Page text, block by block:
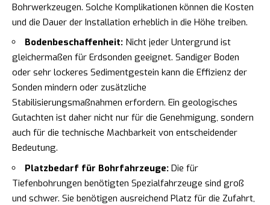
Bohrwerkzeugen. Solche Komplikationen können die Kosten
und die Dauer der Installation erheblich in die Höhe treiben.
Bodenbeschaffenheit: Nicht jeder Untergrund ist
gleichermaßen für Erdsonden geeignet. Sandiger Boden
oder sehr lockeres Sedimentgestein kann die Effizienz der
Sonden mindern oder zusätzliche
Stabilisierungsmaßnahmen erfordern. Ein geologisches
Gutachten ist daher nicht nur für die Genehmigung, sondern
auch für die technische Machbarkeit von entscheidender
Bedeutung.
Platzbedarf für Bohrfahrzeuge: Die für
Tiefenbohrungen benötigten Spezialfahrzeuge sind groß
und schwer. Sie benötigen ausreichend Platz für die Zufahrt,